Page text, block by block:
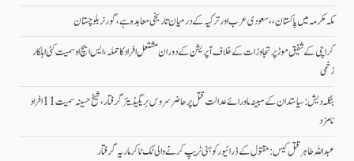
مکہ مکرمہ میں پاکستان،، سعودی عرب اور ترکیہ کے درمیان تاریخی معاہدہ ہے، گورنر بلوچستان
کراچی کے شفیق موڑ پر تجاوزات کے خلاف آپریشن کے دوران مشتعل افراد کا حملہ، ایس ایچ او سمیت کئی اہلکار
زخمی
بنگلہ دیش: سیاستدان کے مبینہ ماورائے عدالت قتل پر حاضر سروس بریگیڈیئر گرفتار، شیخ حسینہ سمیت 11 افراد
نامزد
عبداللہ طاہر قتل کیس: مقتول کے ڈرائیور کو ہنی ٹریپ کرنے والی ٹک ٹاکر ماریہ گرفتار